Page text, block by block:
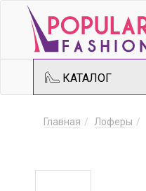
КАТАЛОГ
Главная Лоферы